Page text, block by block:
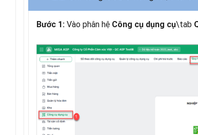
Bước 1: Vào phân hệ Công cụ dụng cụ\tab